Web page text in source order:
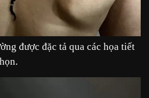
được đặc tả qua các họa tiết